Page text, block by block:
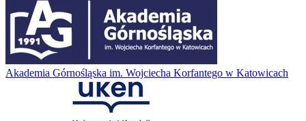
Akademia Górnośląska im. Wojciecha Korfantego w Katowicach